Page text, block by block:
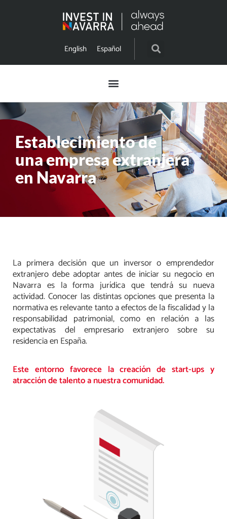
English Español
Establecimiento de
una empresa extranjera
en Navarra
La primera decisión que un inversor o emprendedor
extranjero debe adoptar antes de iniciar su negocio en
Navarra es la forma jurídica que tendrá su nueva
actividad. Conocer las distintas opciones que presenta la
normativa es relevante tanto a efectos de la fiscalidad y la
responsabilidad patrimonial, como en relación a las
expectativas del empresario extranjero sobre su
residencia en España.
Este entorno favorece la creación de start-ups y
atracción de talento a nuestra comunidad.